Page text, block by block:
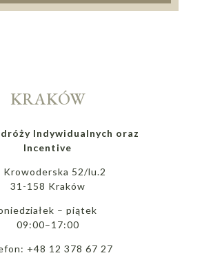
KRAKÓW
Indywidualnych oraz
Incentive
Krowoderska 52/lu.2
31-158 Kraków
– piątek
09:00–17:00
+48 12 378 67 27